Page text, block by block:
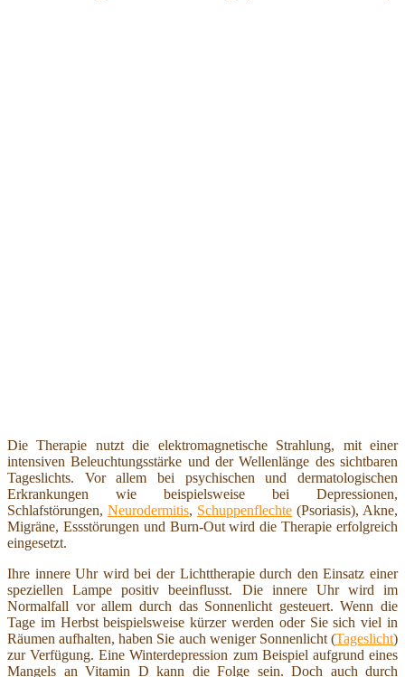
Die Therapie nutzt die elektromagnetische Strahlung, mit einer
intensiven Beleuchtungsstärke und der Wellenlänge des sichtbaren
Tageslichts. Vor allem bei psychischen und dermatologischen
Erkrankungen wie beispielsweise bei Depressionen,
Schlafstörungen, Neurodermitis, Schuppenflechte (Psoriasis), Akne,
Migräne, Essstörungen und Burn-Out wird die Therapie erfolgreich
eingesetzt.
Ihre innere Uhr wird bei der Lichttherapie durch den Einsatz einer
speziellen Lampe positiv beeinflusst. Die innere Uhr wird im
Normalfall vor allem durch das Sonnenlicht gesteuert. Wenn die
Tage im Herbst beispielsweise kürzer werden oder Sie sich viel in
Räumen aufhalten, haben Sie auch weniger Sonnenlicht (Tageslicht)
zur Verfügung. Eine Winterdepression zum Beispiel aufgrund eines
Mangels an Vitamin D kann die Folge sein. Doch auch durch